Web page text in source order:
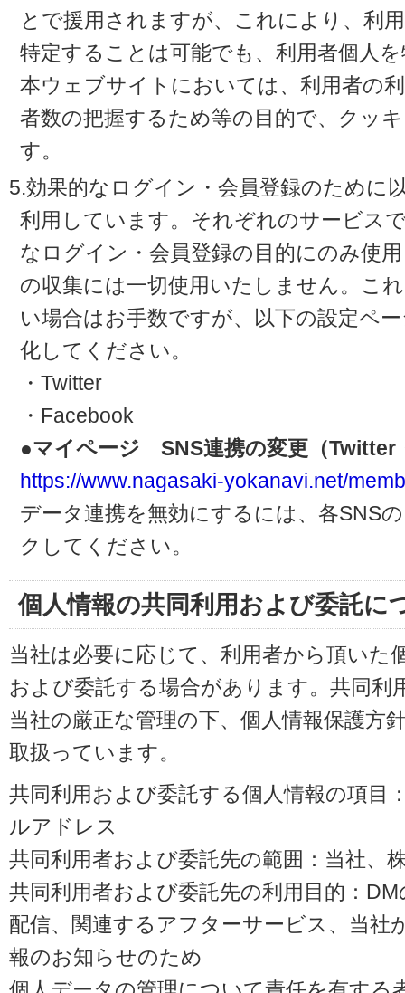
とで援用されますが、これにより、利
特定することは可能でも、利用者個人
本ウェブサイトにおいては、利用者の
者数の把握するため等の目的で、クッ
す。
5.効果的なログイン・会員登録のために
利用しています。それぞれのサービス
なログイン・会員登録の目的にのみ使
の収集には一切使用いたしません。こ
い場合はお手数ですが、以下の設定ペ
化してください。
・Twitter
・Facebook
●マイページ SNS連携の変更（Twitter
https://www.nagasaki-yokanavi.net/
データ連携を無効にするには、各SNS
クしてください。
個人情報の共同利用および委託に
当社は必要に応じて、利用者から頂いた
および委託する場合があります。共同利
当社の厳正な管理の下、個人情報保護方
取扱っています。
共同利用および委託する個人情報の項目
ルアドレス
共同利用者および委託先の範囲：当社、
共同利用者および委託先の利用目的：
配信、関連するアフターサービス、当社
報のお知らせのため